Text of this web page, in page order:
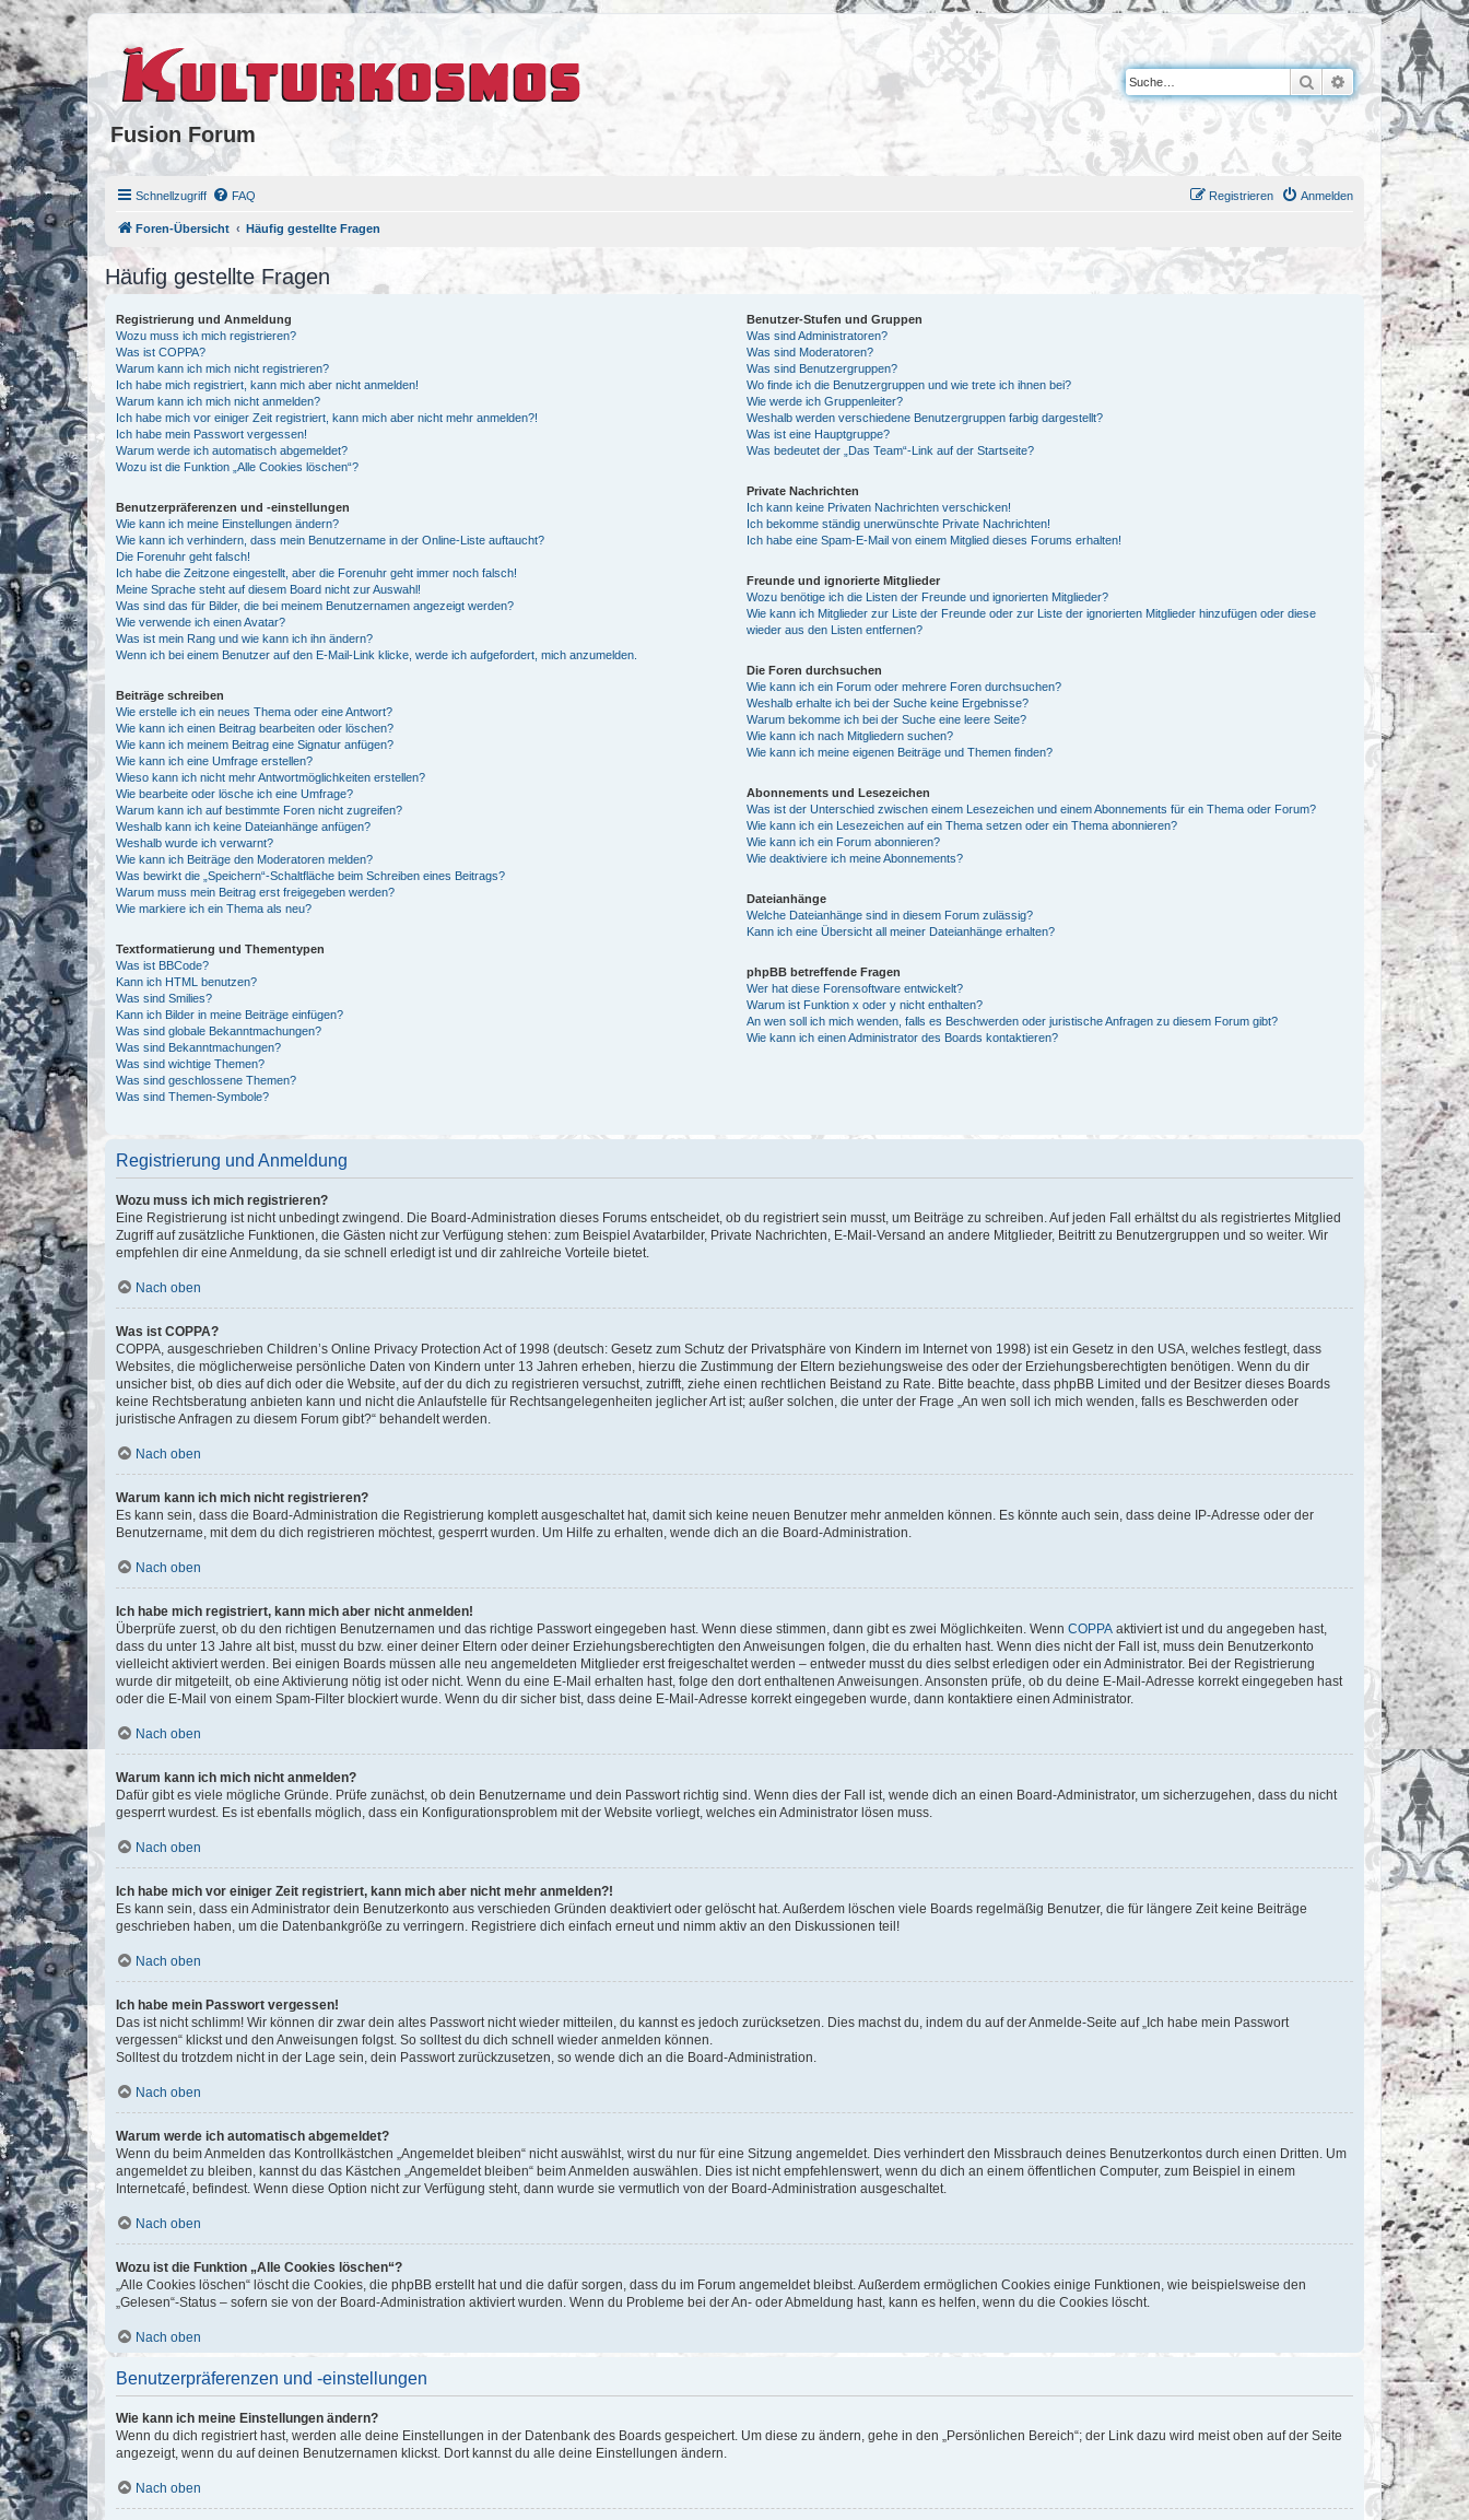
Fusion Forum
Suche Erweiterte Suche
Schnellzugriff FAQ Anmelden
Registrieren
Foren-Übersicht Häufig gestellte Fragen
Häufig gestellte Fragen
Registrierung und Anmeldung
Wozu muss ich mich registrieren?
Was ist COPPA?
Warum kann ich mich nicht registrieren?
Ich habe mich registriert, kann mich aber nicht anmelden!
Warum kann ich mich nicht anmelden?
Ich habe mich vor einiger Zeit registriert, kann mich aber nicht mehr anmelden?!
Ich habe mein Passwort vergessen!
Warum werde ich automatisch abgemeldet?
Wozu ist die Funktion „Alle Cookies löschen“?
Benutzerpräferenzen und -einstellungen
Wie kann ich meine Einstellungen ändern?
Wie kann ich verhindern, dass mein Benutzername in der Online-Liste auftaucht?
Die Forenuhr geht falsch!
Ich habe die Zeitzone eingestellt, aber die Forenuhr geht immer noch falsch!
Meine Sprache steht auf diesem Board nicht zur Auswahl!
Was sind das für Bilder, die bei meinem Benutzernamen angezeigt werden?
Wie verwende ich einen Avatar?
Was ist mein Rang und wie kann ich ihn ändern?
Wenn ich bei einem Benutzer auf den E-Mail-Link klicke, werde ich aufgefordert, mich anzumelden.
Beiträge schreiben
Wie erstelle ich ein neues Thema oder eine Antwort?
Wie kann ich einen Beitrag bearbeiten oder löschen?
Wie kann ich meinem Beitrag eine Signatur anfügen?
Wie kann ich eine Umfrage erstellen?
Wieso kann ich nicht mehr Antwortmöglichkeiten erstellen?
Wie bearbeite oder lösche ich eine Umfrage?
Warum kann ich auf bestimmte Foren nicht zugreifen?
Weshalb kann ich keine Dateianhänge anfügen?
Weshalb wurde ich verwarnt?
Wie kann ich Beiträge den Moderatoren melden?
Was bewirkt die „Speichern“-Schaltfläche beim Schreiben eines Beitrags?
Warum muss mein Beitrag erst freigegeben werden?
Wie markiere ich ein Thema als neu?
Textformatierung und Thementypen
Was ist BBCode?
Kann ich HTML benutzen?
Was sind Smilies?
Kann ich Bilder in meine Beiträge einfügen?
Was sind globale Bekanntmachungen?
Was sind Bekanntmachungen?
Was sind wichtige Themen?
Was sind geschlossene Themen?
Was sind Themen-Symbole?
Benutzer-Stufen und Gruppen
Was sind Administratoren?
Was sind Moderatoren?
Was sind Benutzergruppen?
Wo finde ich die Benutzergruppen und wie trete ich ihnen bei?
Wie werde ich Gruppenleiter?
Weshalb werden verschiedene Benutzergruppen farbig dargestellt?
Was ist eine Hauptgruppe?
Was bedeutet der „Das Team“-Link auf der Startseite?
Private Nachrichten
Ich kann keine Privaten Nachrichten verschicken!
Ich bekomme ständig unerwünschte Private Nachrichten!
Ich habe eine Spam-E-Mail von einem Mitglied dieses Forums erhalten!
Freunde und ignorierte Mitglieder
Wozu benötige ich die Listen der Freunde und ignorierten Mitglieder?
Wie kann ich Mitglieder zur Liste der Freunde oder zur Liste der ignorierten Mitglieder hinzufügen oder diese
wieder aus den Listen entfernen?
Die Foren durchsuchen
Wie kann ich ein Forum oder mehrere Foren durchsuchen?
Weshalb erhalte ich bei der Suche keine Ergebnisse?
Warum bekomme ich bei der Suche eine leere Seite?
Wie kann ich nach Mitgliedern suchen?
Wie kann ich meine eigenen Beiträge und Themen finden?
Abonnements und Lesezeichen
Was ist der Unterschied zwischen einem Lesezeichen und einem Abonnements für ein Thema oder Forum?
Wie kann ich ein Lesezeichen auf ein Thema setzen oder ein Thema abonnieren?
Wie kann ich ein Forum abonnieren?
Wie deaktiviere ich meine Abonnements?
Dateianhänge
Welche Dateianhänge sind in diesem Forum zulässig?
Kann ich eine Übersicht all meiner Dateianhänge erhalten?
phpBB betreffende Fragen
Wer hat diese Forensoftware entwickelt?
Warum ist Funktion x oder y nicht enthalten?
An wen soll ich mich wenden, falls es Beschwerden oder juristische Anfragen zu diesem Forum gibt?
Wie kann ich einen Administrator des Boards kontaktieren?
Registrierung und Anmeldung
Wozu muss ich mich registrieren?
Eine Registrierung ist nicht unbedingt zwingend. Die Board-Administration dieses Forums entscheidet, ob du registriert sein musst, um Beiträge zu schreiben. Auf jeden Fall erhältst du als registriertes Mitglied
Zugriff auf zusätzliche Funktionen, die Gästen nicht zur Verfügung stehen: zum Beispiel Avatarbilder, Private Nachrichten, E-Mail-Versand an andere Mitglieder, Beitritt zu Benutzergruppen und so weiter. Wir
empfehlen dir eine Anmeldung, da sie schnell erledigt ist und dir zahlreiche Vorteile bietet.
Nach oben
Was ist COPPA?
COPPA, ausgeschrieben Children’s Online Privacy Protection Act of 1998 (deutsch: Gesetz zum Schutz der Privatsphäre von Kindern im Internet von 1998) ist ein Gesetz in den USA, welches festlegt, dass
Websites, die möglicherweise persönliche Daten von Kindern unter 13 Jahren erheben, hierzu die Zustimmung der Eltern beziehungsweise des oder der Erziehungsberechtigten benötigen. Wenn du dir
unsicher bist, ob dies auf dich oder die Website, auf der du dich zu registrieren versuchst, zutrifft, ziehe einen rechtlichen Beistand zu Rate. Bitte beachte, dass phpBB Limited und der Besitzer dieses Boards
keine Rechtsberatung anbieten kann und nicht die Anlaufstelle für Rechtsangelegenheiten jeglicher Art ist; außer solchen, die unter der Frage „An wen soll ich mich wenden, falls es Beschwerden oder
juristische Anfragen zu diesem Forum gibt?“ behandelt werden.
Nach oben
Warum kann ich mich nicht registrieren?
Es kann sein, dass die Board-Administration die Registrierung komplett ausgeschaltet hat, damit sich keine neuen Benutzer mehr anmelden können. Es könnte auch sein, dass deine IP-Adresse oder der
Benutzername, mit dem du dich registrieren möchtest, gesperrt wurden. Um Hilfe zu erhalten, wende dich an die Board-Administration.
Nach oben
Ich habe mich registriert, kann mich aber nicht anmelden!
Überprüfe zuerst, ob du den richtigen Benutzernamen und das richtige Passwort eingegeben hast. Wenn diese stimmen, dann gibt es zwei Möglichkeiten. Wenn COPPA aktiviert ist und du angegeben hast,
dass du unter 13 Jahre alt bist, musst du bzw. einer deiner Eltern oder deiner Erziehungsberechtigten den Anweisungen folgen, die du erhalten hast. Wenn dies nicht der Fall ist, muss dein Benutzerkonto
vielleicht aktiviert werden. Bei einigen Boards müssen alle neu angemeldeten Mitglieder erst freigeschaltet werden – entweder musst du dies selbst erledigen oder ein Administrator. Bei der Registrierung
wurde dir mitgeteilt, ob eine Aktivierung nötig ist oder nicht. Wenn du eine E-Mail erhalten hast, folge den dort enthaltenen Anweisungen. Ansonsten prüfe, ob du deine E-Mail-Adresse korrekt eingegeben hast
oder die E-Mail von einem Spam-Filter blockiert wurde. Wenn du dir sicher bist, dass deine E-Mail-Adresse korrekt eingegeben wurde, dann kontaktiere einen Administrator.
Nach oben
Warum kann ich mich nicht anmelden?
Dafür gibt es viele mögliche Gründe. Prüfe zunächst, ob dein Benutzername und dein Passwort richtig sind. Wenn dies der Fall ist, wende dich an einen Board-Administrator, um sicherzugehen, dass du nicht
gesperrt wurdest. Es ist ebenfalls möglich, dass ein Konfigurationsproblem mit der Website vorliegt, welches ein Administrator lösen muss.
Nach oben
Ich habe mich vor einiger Zeit registriert, kann mich aber nicht mehr anmelden?!
Es kann sein, dass ein Administrator dein Benutzerkonto aus verschieden Gründen deaktiviert oder gelöscht hat. Außerdem löschen viele Boards regelmäßig Benutzer, die für längere Zeit keine Beiträge
geschrieben haben, um die Datenbankgröße zu verringern. Registriere dich einfach erneut und nimm aktiv an den Diskussionen teil!
Nach oben
Ich habe mein Passwort vergessen!
Das ist nicht schlimm! Wir können dir zwar dein altes Passwort nicht wieder mitteilen, du kannst es jedoch zurücksetzen. Dies machst du, indem du auf der Anmelde-Seite auf „Ich habe mein Passwort
vergessen“ klickst und den Anweisungen folgst. So solltest du dich schnell wieder anmelden können.
Solltest du trotzdem nicht in der Lage sein, dein Passwort zurückzusetzen, so wende dich an die Board-Administration.
Nach oben
Warum werde ich automatisch abgemeldet?
Wenn du beim Anmelden das Kontrollkästchen „Angemeldet bleiben“ nicht auswählst, wirst du nur für eine Sitzung angemeldet. Dies verhindert den Missbrauch deines Benutzerkontos durch einen Dritten. Um
angemeldet zu bleiben, kannst du das Kästchen „Angemeldet bleiben“ beim Anmelden auswählen. Dies ist nicht empfehlenswert, wenn du dich an einem öffentlichen Computer, zum Beispiel in einem
Internetcafé, befindest. Wenn diese Option nicht zur Verfügung steht, dann wurde sie vermutlich von der Board-Administration ausgeschaltet.
Nach oben
Wozu ist die Funktion „Alle Cookies löschen“?
„Alle Cookies löschen“ löscht die Cookies, die phpBB erstellt hat und die dafür sorgen, dass du im Forum angemeldet bleibst. Außerdem ermöglichen Cookies einige Funktionen, wie beispielsweise den
„Gelesen“-Status – sofern sie von der Board-Administration aktiviert wurden. Wenn du Probleme bei der An- oder Abmeldung hast, kann es helfen, wenn du die Cookies löscht.
Nach oben
Benutzerpräferenzen und -einstellungen
Wie kann ich meine Einstellungen ändern?
Wenn du dich registriert hast, werden alle deine Einstellungen in der Datenbank des Boards gespeichert. Um diese zu ändern, gehe in den „Persönlichen Bereich“; der Link dazu wird meist oben auf der Seite
angezeigt, wenn du auf deinen Benutzernamen klickst. Dort kannst du alle deine Einstellungen ändern.
Nach oben